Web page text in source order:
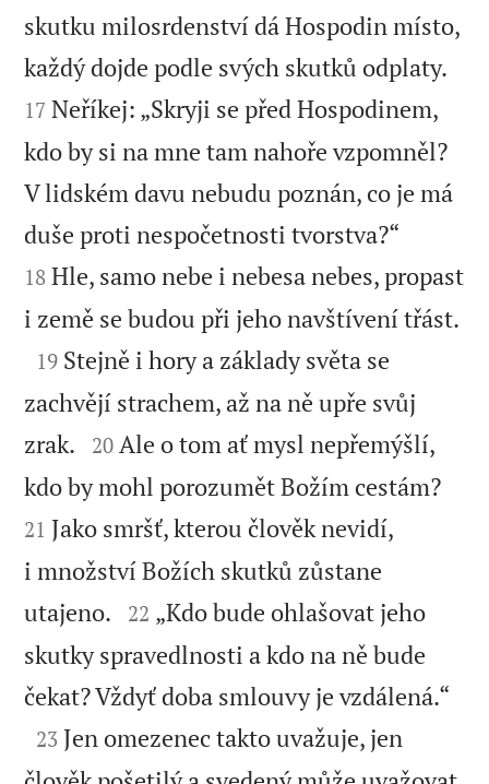
skutku milosrdenství dá Hospodin místo,
každý dojde podle svých skutků odplaty.
17 Neříkej: „Skryji se před Hospodinem,
kdo by si na mne tam nahoře vzpomněl?
V lidském davu nebudu poznán, co je má
duše proti nespočetnosti tvorstva?“
18 Hle, samo nebe i nebesa nebes, propast
i země se budou při jeho navštívení třást.

19 Stejně i hory a základy světa se
zachvějí strachem, až na ně upře svůj
zrak. 

20 Ale o tom ať mysl nepřemýšlí,
kdo by mohl porozumět Božím cestám?
21 Jako smršť, kterou člověk nevidí,
i množství Božích skutků zůstane
utajeno. 

22 „Kdo bude ohlašovat jeho
skutky spravedlnosti a kdo na ně bude
čekat? Vždyť doba smlouvy je vzdálená.“

23 Jen omezenec takto uvažuje, jen